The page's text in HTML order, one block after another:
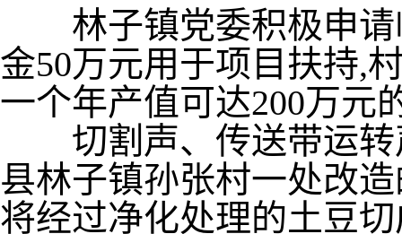
林子镇党委积极申请
金50万元用于项目扶持,
一个年产值可达200万元
切割声、传送带运转
县林子镇孙张村一处改
将经过净化处理的土豆